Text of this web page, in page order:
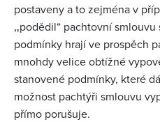
postaveny a to zejména v
‚‚podědil“ pachtovní
podmínky hrají ve prospěch
mnohdy velice obtížné
stanovené podmínky, které
možnost pachtýři smlouvu
přímo porušuje.